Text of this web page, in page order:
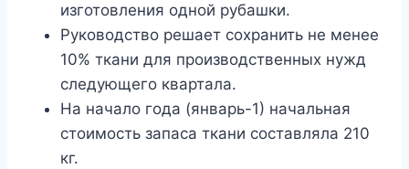
изготовления одной рубашки.
Руководство решает сохранить не менее
10% ткани для производственных нужд
следующего квартала.
На начало года (январь-1) начальная
стоимость запаса ткани составляла 210
кг.